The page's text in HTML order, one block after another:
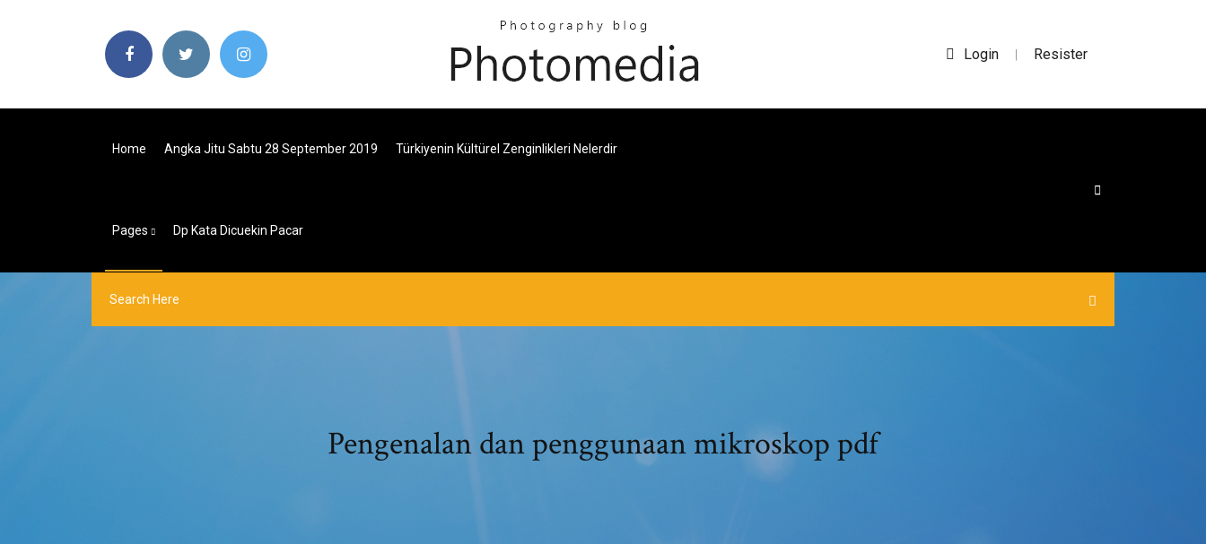
Login | Resister
Home Angka Jitu Sabtu 28 September 2019 Türkiyenin Kültürel Zenginlikleri Nelerdir
Pages Dp Kata Dicuekin Pacar
Pengenalan dan penggunaan mikroskop pdf